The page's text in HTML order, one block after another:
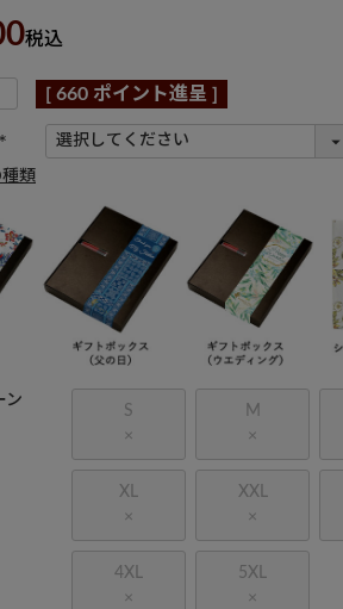
税込
[ 660 ポイント進呈 ]
類
ン
S
×
M
×
XL
×
XXL
×
4XL
×
5XL
×